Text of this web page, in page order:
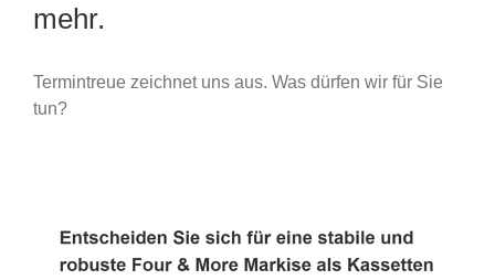
mehr.
Termintreue zeichnet uns aus. Was dürfen wir für Sie
tun?